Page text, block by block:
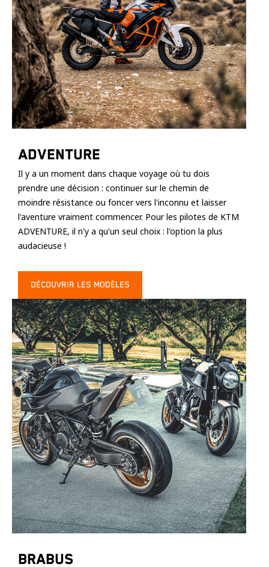
Adventure
Il y a un moment dans chaque voyage où tu dois
prendre une décision : continuer sur le chemin de
moindre résistance ou foncer vers l'inconnu et laisser
l'aventure vraiment commencer. Pour les pilotes de KTM
ADVENTURE, il n'y a qu'un seul choix : l'option la plus
audacieuse !
DÉCOUVRIR LES MODÈLES
Brabus
cookies,
certaines
fonctionnalités
disparaîtront
du site web.
Marketing
En partageant
vos centres
d'intérêt et
visitez notre
site, vous
augmentez les
chances de
voir apparaître
des contenus